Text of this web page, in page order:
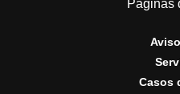
Páginas
Casos